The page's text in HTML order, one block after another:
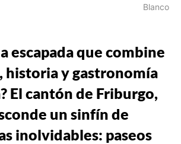
Blanco
escapada que combine
historia y gastronomía
El cantón de Friburgo,
un sinfín de
inolvidables: paseos